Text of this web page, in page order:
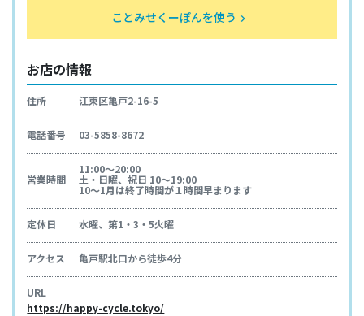
ことみせくーぽんを使う keyboard_arrow_right
お店の情報
住所 江東区亀戸2-16-5
電話番号 03-5858-8672
営業時間
11:00～20:00
土・日曜、祝日 10～19:00
10～1月は終了時間が１時間早まります
定休日 水曜、第1・3・5火曜
アクセス 亀戸駅北口から徒歩4分
URL
https://happy-cycle.tokyo/